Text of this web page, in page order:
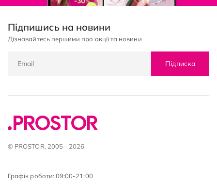
Підпишись на новини
Дізнавайтесь першими про акції та новини
Підписка
© PROSTOR, 2005 - 2026
Графік роботи: 09:00-21:00